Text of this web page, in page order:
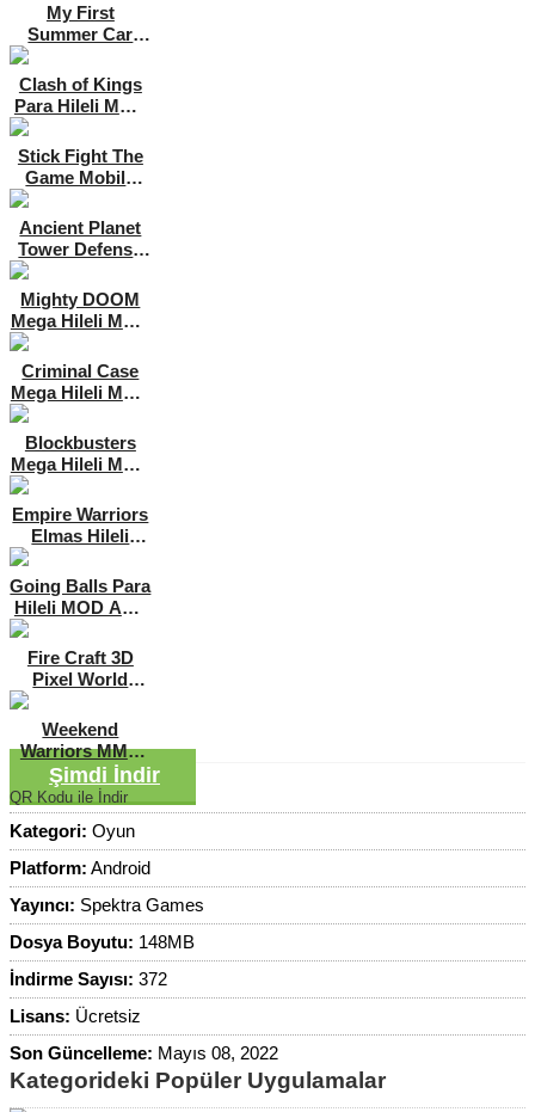
[v9.3.1]
My First
Summer Car
Mechanic Para
Hileli MOD APK
Clash of Kings
Para Hileli MOD
APK [v7.45.0]
Stick Fight The
Game Mobile
Mega Hileli MOD
APK
[v1.4.29.89389]
Ancient Planet
Tower Defense
Offline Elmas
Hileli MOD APK
[v1.2.81]
Mighty DOOM
Mega Hileli MOD
APK [v0.15.1]
Criminal Case
Mega Hileli MOD
Blockbusters
Mega Hileli MOD
Empire Warriors
Elmas Hileli
[v2.5.07]
Going Balls Para
Hileli MOD APK
Fire Craft 3D
Pixel World
Mega Hileli MOD
APK [v1.78]
Weekend
Warriors MMA
Full Sürüm APK
[v1.167]
Şimdi İndir
QR Kodu ile İndir
Kategori: Oyun
Platform: Android
Yayıncı: Spektra Games
Dosya Boyutu: 148MB
İndirme Sayısı: 372
Lisans: Ücretsiz
Son Güncelleme: Mayıs 08, 2022
Kategorideki Popüler Uygulamalar